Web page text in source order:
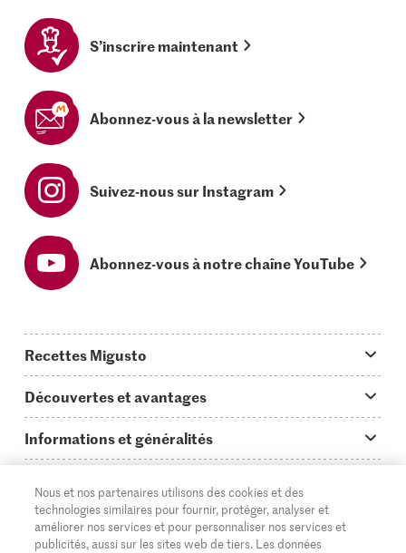
S’inscrire maintenant
Abonnez-vous à la newsletter
Suivez-nous sur Instagram
Abonnez-vous à notre chaîne YouTube
Recettes Migusto
Idées de menus
Plats principaux
Simple & vite prêt
Apéritif
Découvertes et avantages
On en parle...
Tutoriels
Glossaire des ingrédients
Informations et généralités
Questions concernant Migusto
Cuisiner avec Migusto
Service clientèle & contact
Supermarché
Migros Online
DE FR IT
Nous et nos partenaires utilisons des cookies et des
technologies similaires pour fournir, protéger, analyser et
améliorer nos services et pour personnaliser nos services et
publicités, aussi sur les sites web de tiers. Les données